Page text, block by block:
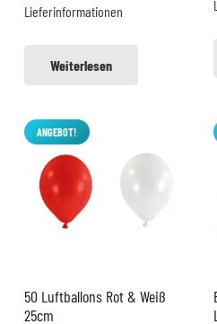
Lieferinformationen
Weiterlesen
ANGEBOT!
50 Luftballons Rot & Weiß
25cm